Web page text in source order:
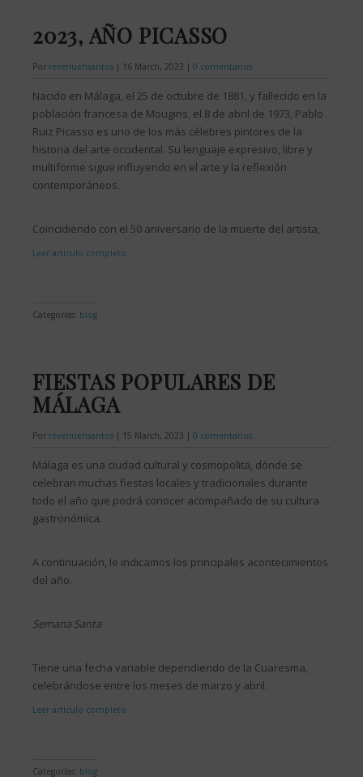
2023, AÑO PICASSO
Por revenuehsantos | 16 March, 2023 | 0 comentarios
Nacido en Málaga, el 25 de octubre de 1881, y fallecido en la
población francesa de Mougins, el 8 de abril de 1973, Pablo
Ruiz Picasso es uno de los más célebres pintores de la
historia del arte occidental. Su lenguaje expresivo, libre y
multiforme sigue influyendo en el arte y la reflexión
contemporáneos.
Coincidiendo con el 50 aniversario de la muerte del artista,
Leer artículo completo
Categorías: blog
FIESTAS POPULARES DE
MÁLAGA
Por revenuehsantos | 15 March, 2023 | 0 comentarios
Málaga es una ciudad cultural y cosmopolita, dónde se
celebran muchas fiestas locales y tradicionales durante
todo el año que podrá conocer acompañado de su cultura
gastronómica.
A continuación, le indicamos los principales acontecimientos
del año.
Semana Santa
Tiene una fecha variable dependiendo de la Cuaresma,
celebrándose entre los meses de marzo y abril.
Leer artículo completo
Categorías: blog